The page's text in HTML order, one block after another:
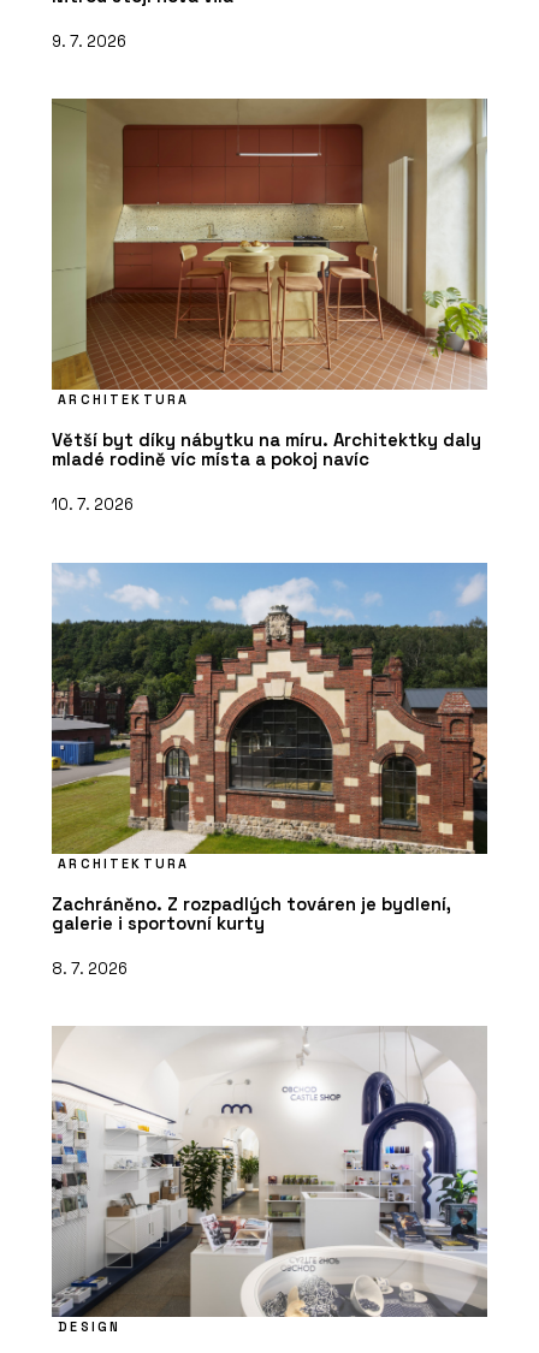
9. 7. 2026
ARCHITEKTURA
Větší byt díky nábytku na míru. Architektky daly
mladé rodině víc místa a pokoj navíc
10. 7. 2026
ARCHITEKTURA
Zachráněno. Z rozpadlých továren je bydlení,
galerie i sportovní kurty
8. 7. 2026
DESIGN